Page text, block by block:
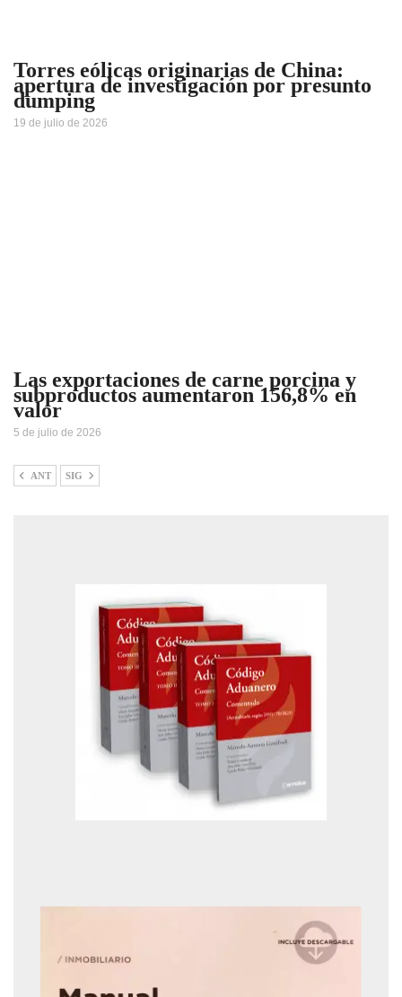
Torres eólicas originarias de China:
apertura de investigación por presunto
dumping
19 de julio de 2026
Las exportaciones de carne porcina y
subproductos aumentaron 156,8% en
valor
5 de julio de 2026
ANT SIG